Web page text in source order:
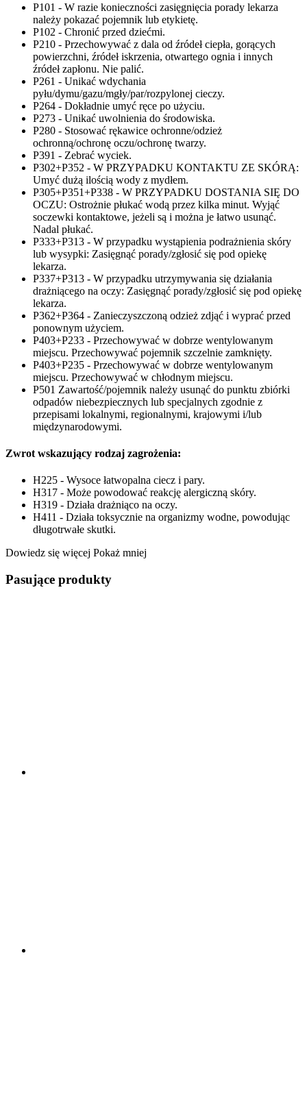
P101 - W razie konieczności zasięgnięcia porady lekarza
należy pokazać pojemnik lub etykietę.
P102 - Chronić przed dziećmi.
P210 - Przechowywać z dala od źródeł ciepła, gorących
powierzchni, źródeł iskrzenia, otwartego ognia i innych
źródeł zapłonu. Nie palić.
P261 - Unikać wdychania
pyłu/dymu/gazu/mgły/par/rozpylonej cieczy.
P264 - Dokładnie umyć ręce po użyciu.
P273 - Unikać uwolnienia do środowiska.
P280 - Stosować rękawice ochronne/odzież
ochronną/ochronę oczu/ochronę twarzy.
P391 - Zebrać wyciek.
P302+P352 - W PRZYPADKU KONTAKTU ZE SKÓRĄ:
Umyć dużą ilością wody z mydłem.
P305+P351+P338 - W PRZYPADKU DOSTANIA SIĘ DO
OCZU: Ostrożnie płukać wodą przez kilka minut. Wyjąć
soczewki kontaktowe, jeżeli są i można je łatwo usunąć.
Nadal płukać.
P333+P313 - W przypadku wystąpienia podrażnienia skóry
lub wysypki: Zasięgnąć porady/zgłosić się pod opiekę
lekarza.
P337+P313 - W przypadku utrzymywania się działania
drażniącego na oczy: Zasięgnąć porady/zgłosić się pod opiekę
lekarza.
P362+P364 - Zanieczyszczoną odzież zdjąć i wyprać przed
ponownym użyciem.
P403+P233 - Przechowywać w dobrze wentylowanym
miejscu. Przechowywać pojemnik szczelnie zamknięty.
P403+P235 - Przechowywać w dobrze wentylowanym
miejscu. Przechowywać w chłodnym miejscu.
P501 Zawartość/pojemnik należy usunąć do punktu zbiórki
odpadów niebezpiecznych lub specjalnych zgodnie z
przepisami lokalnymi, regionalnymi, krajowymi i/lub
międzynarodowymi.
Zwrot wskazujący rodzaj zagrożenia:
H225 - Wysoce łatwopalna ciecz i pary.
H317 - Może powodować reakcję alergiczną skóry.
H319 - Działa drażniąco na oczy.
H411 - Działa toksycznie na organizmy wodne, powodując
długotrwałe skutki.
Dowiedz się więcej Pokaż mniej
Pasujące produkty